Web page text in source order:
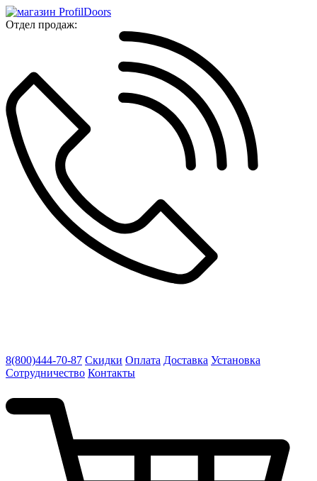
Отдел продаж:
8(800)444-70-87 Скидки Оплата Доставка Установка
Сотрудничество Контакты